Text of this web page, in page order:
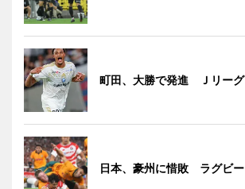
町田、大勝で発進 Ｊリーグ
日本、豪州に惜敗 ラグビー